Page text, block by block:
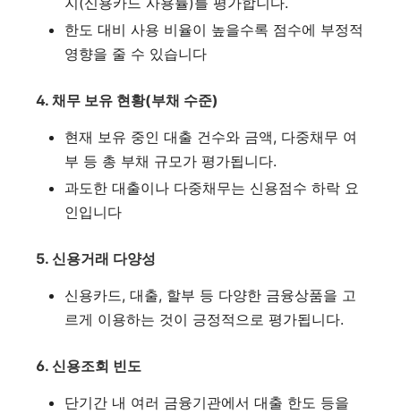
한도 대비 사용 비율이 높을수록 점수에 부정적
영향을 줄 수 있습니다
4. 채무 보유 현황(부채 수준)
현재 보유 중인 대출 건수와 금액, 다중채무 여
부 등 총 부채 규모가 평가됩니다.
과도한 대출이나 다중채무는 신용점수 하락 요
인입니다
5. 신용거래 다양성
신용카드, 대출, 할부 등 다양한 금융상품을 고
르게 이용하는 것이 긍정적으로 평가됩니다.
6. 신용조회 빈도
단기간 내 여러 금융기관에서 대출 한도 등을